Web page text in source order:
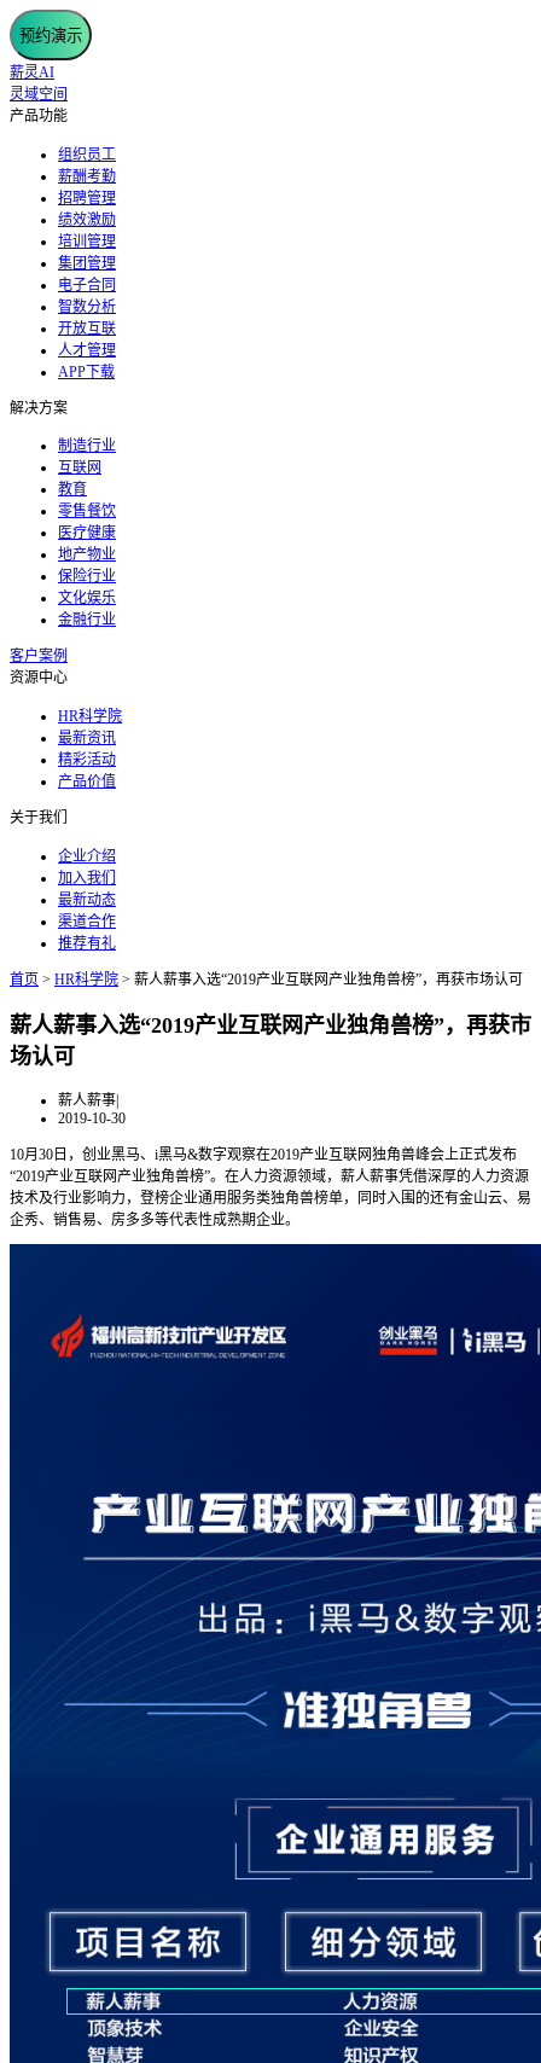
预约演示
薪灵AI
灵域空间
产品功能
组织员工
薪酬考勤
招聘管理
绩效激励
培训管理
集团管理
电子合同
智数分析
开放互联
人才管理
APP下载
解决方案
制造行业
互联网
教育
零售餐饮
医疗健康
地产物业
保险行业
文化娱乐
金融行业
客户案例
资源中心
HR科学院
最新资讯
精彩活动
产品价值
关于我们
企业介绍
加入我们
最新动态
渠道合作
推荐有礼
首页 > HR科学院 > 薪人薪事入选“2019产业互联网产业独角兽榜”，再获市场认可
薪人薪事入选“2019产业互联网产业独角兽榜”，再获市
场认可
薪人薪事|
2019-10-30
10月30日，创业黑马、i黑马&数字观察在2019产业互联网独角兽峰会上正式发布
“2019产业互联网产业独角兽榜”。在人力资源领域，薪人薪事凭借深厚的人力资源
技术及行业影响力，登榜企业通用服务类独角兽榜单，同时入围的还有金山云、易
企秀、销售易、房多多等代表性成熟期企业。